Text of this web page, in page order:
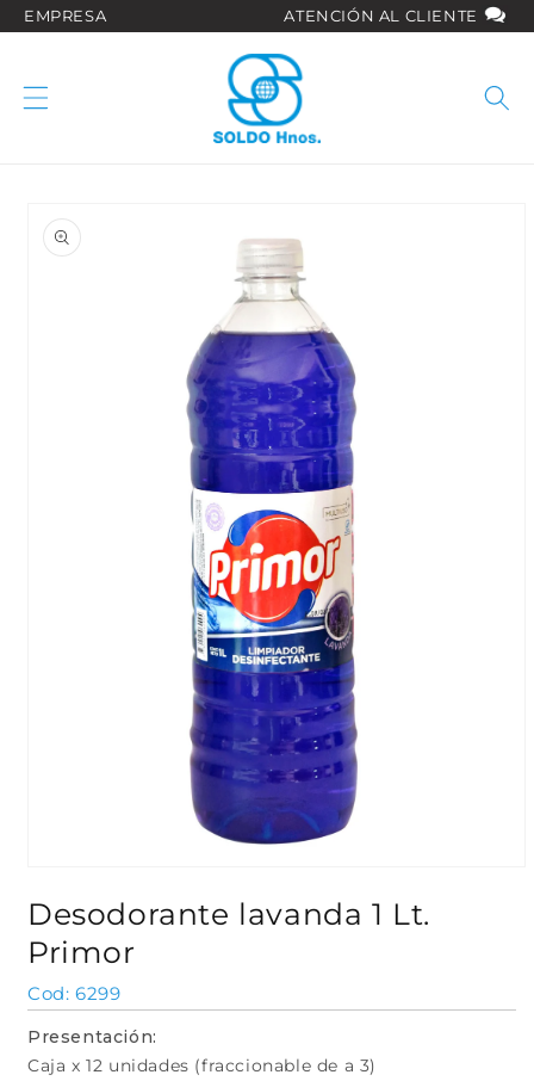
directamente
EMPRESA ATENCIÓN AL CLIENTE
información
multimedia
1
en
una
modal
Desodorante lavanda 1 Lt.
Primor
SKU:
6299
Presentación:
Caja x 12 unidades (fraccionable de a 3)